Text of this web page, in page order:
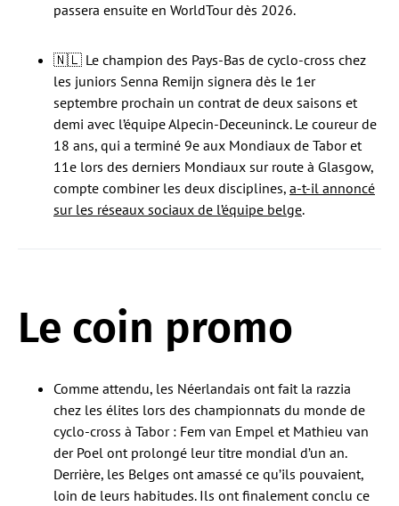
passera ensuite en WorldTour dès 2026.
🇳🇱 Le champion des Pays-Bas de cyclo-cross chez
les juniors Senna Remijn signera dès le 1er
septembre prochain un contrat de deux saisons et
demi avec l’équipe Alpecin-Deceuninck. Le coureur de
18 ans, qui a terminé 9e aux Mondiaux de Tabor et
11e lors des derniers Mondiaux sur route à Glasgow,
compte combiner les deux disciplines, a-t-il annoncé
sur les réseaux sociaux de l’équipe belge.
Le coin promo
Comme attendu, les Néerlandais ont fait la razzia
chez les élites lors des championnats du monde de
cyclo-cross à Tabor : Fem van Empel et Mathieu van
der Poel ont prolongé leur titre mondial d’un an.
Derrière, les Belges ont amassé ce qu’ils pouvaient,
loin de leurs habitudes. Ils ont finalement conclu ce